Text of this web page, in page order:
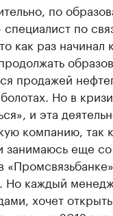
по
по
как раз начинал
продажей
Но в
и эта
компанию, так
занимаюсь еще
Но каждый
хочет